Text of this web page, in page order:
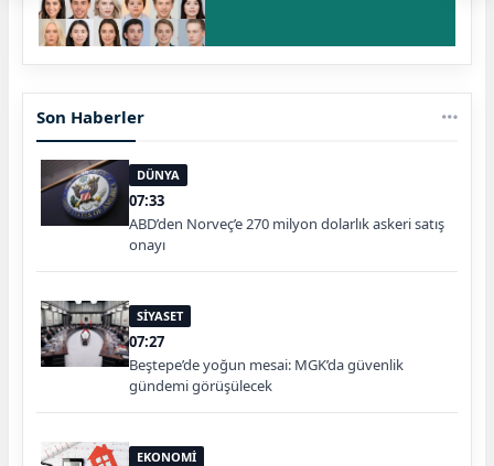
Son Haberler
DÜNYA
07:33
ABD’den Norveç’e 270 milyon dolarlık askeri satış
onayı
SİYASET
07:27
Beştepe’de yoğun mesai: MGK’da güvenlik
gündemi görüşülecek
EKONOMİ